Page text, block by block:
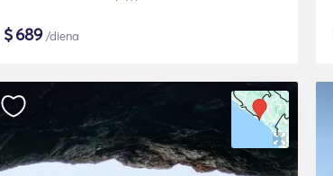
$689/diena